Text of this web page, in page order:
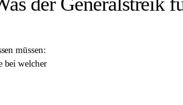
müssen:
bei welcher